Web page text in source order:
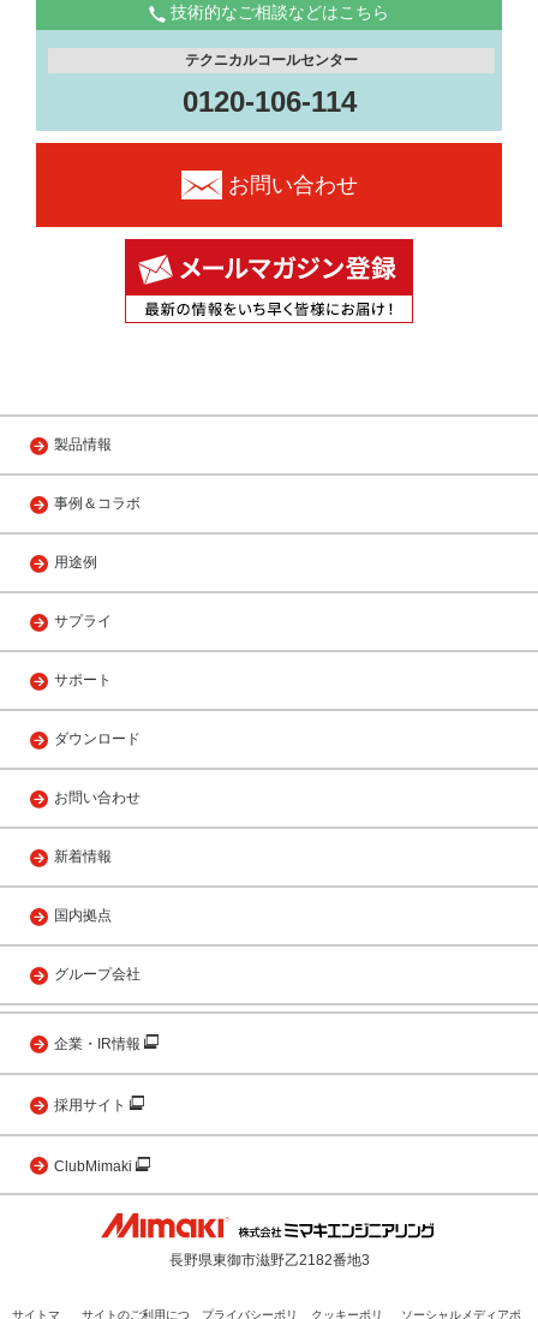
技術的なご相談などはこちら
テクニカルコールセンター
0120-106-114
お問い合わせ
製品情報
事例＆コラボ
用途例
サプライ
サポート
ダウンロード
お問い合わせ
新着情報
国内拠点
グループ会社
企業・IR情報
採用サイト
ClubMimaki
長野県東御市滋野乙2182番地3
サイトマ サイトのご利用につ プライバシーポリ クッキーポリ ソーシャルメディアポ